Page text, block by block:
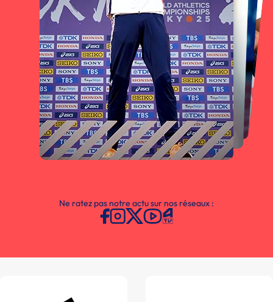
Ne ratez pas notre actu sur nos réseaux :